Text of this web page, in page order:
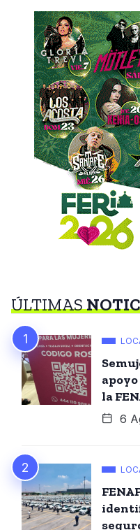
ÚLTIMAS
la
6